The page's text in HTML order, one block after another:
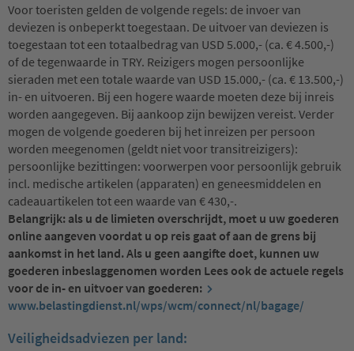
Voor toeristen gelden de volgende regels: de invoer van
deviezen is onbeperkt toegestaan. De uitvoer van deviezen is
toegestaan tot een totaalbedrag van USD 5.000,- (ca. € 4.500,-)
of de tegenwaarde in TRY. Reizigers mogen persoonlijke
sieraden met een totale waarde van USD 15.000,- (ca. € 13.500,-)
in- en uitvoeren. Bij een hogere waarde moeten deze bij inreis
worden aangegeven. Bij aankoop zijn bewijzen vereist. Verder
mogen de volgende goederen bij het inreizen per persoon
worden meegenomen (geldt niet voor transitreizigers):
persoonlijke bezittingen: voorwerpen voor persoonlijk gebruik
incl. medische artikelen (apparaten) en geneesmiddelen en
cadeauartikelen tot een waarde van € 430,-.
Belangrijk: als u de limieten overschrijdt, moet u uw goederen
online aangeven voordat u op reis gaat of aan de grens bij
aankomst in het land. Als u geen aangifte doet, kunnen uw
goederen inbeslaggenomen worden Lees ook de actuele regels
voor de in- en uitvoer van goederen:
www.belastingdienst.nl/wps/wcm/connect/nl/bagage/
Veiligheidsadviezen per land: